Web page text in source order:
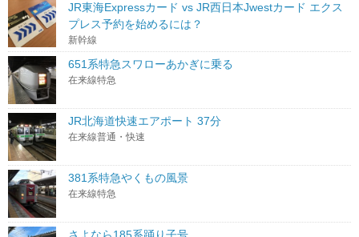
JR東海Expressカード vs JR西日本Jwestカード エクス
プレス予約を始めるには？
新幹線
651系特急スワローあかぎに乗る
在来線特急
JR北海道快速エアポート 37分
在来線普通・快速
381系特急やくもの風景
在来線特急